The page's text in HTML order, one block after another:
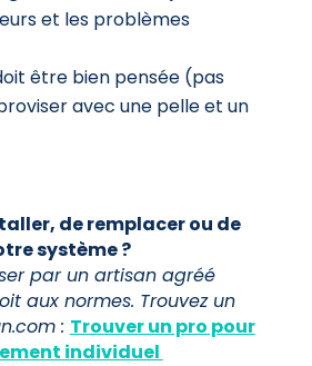
et les problèmes
être bien pensée (pas
avec une pelle et un
de remplacer ou de
système ?
par un artisan agréé
aux normes. Trouvez un
: Trouver un pro pour
individuel